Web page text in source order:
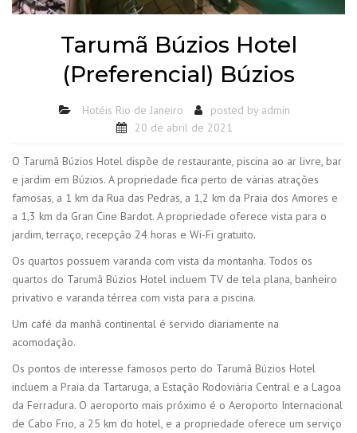
Tarumã Búzios Hotel
(Preferencial) Búzios
Hotéis Rio de Janeiro posted by admin
20 de abril de 2021
O Tarumã Búzios Hotel dispõe de restaurante, piscina ao ar livre, bar
e jardim em Búzios. A propriedade fica perto de várias atrações
famosas, a 1 km da Rua das Pedras, a 1,2 km da Praia dos Amores e
a 1,3 km da Gran Cine Bardot. A propriedade oferece vista para o
jardim, terraço, recepção 24 horas e Wi-Fi gratuito.
Os quartos possuem varanda com vista da montanha. Todos os
quartos do Tarumã Búzios Hotel incluem TV de tela plana, banheiro
privativo e varanda térrea com vista para a piscina.
Um café da manhã continental é servido diariamente na
acomodação.
Os pontos de interesse famosos perto do Tarumã Búzios Hotel
incluem a Praia da Tartaruga, a Estação Rodoviária Central e a Lagoa
da Ferradura. O aeroporto mais próximo é o Aeroporto Internacional
de Cabo Frio, a 25 km do hotel, e a propriedade oferece um serviço